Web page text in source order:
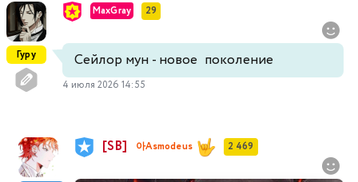
Гуру
MaxGray 29
Сейлор мун - новое поколение
4 июля 2026 14:55
[SB] 아Asmodeus 2 469